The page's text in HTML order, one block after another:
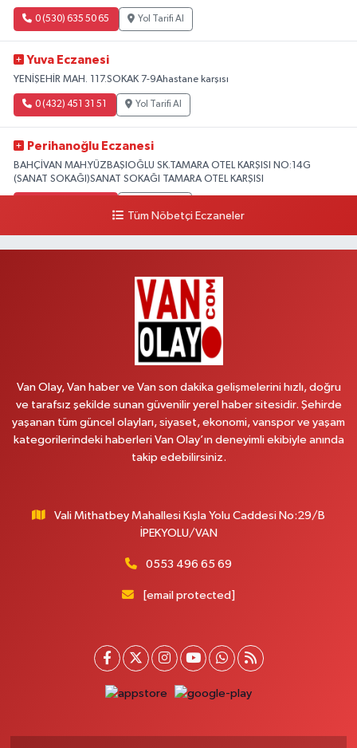
0 (530) 635 50 65 Yol Tarifi Al
Yuva Eczanesi
YENİŞEHİR MAH. 117.SOKAK 7-9Ahastane karşısı
0 (432) 451 31 51 Yol Tarifi Al
Perihanoğlu Eczanesi
BAHÇİVAN MAH.YÜZBAŞIOĞLU SK.TAMARA OTEL KARŞISI NO:14G
(SANAT SOKAĞI)SANAT SOKAĞI TAMARA OTEL KARŞISI
Yol Tarifi Al
BEYAZIT MAH.ZEYLAN CADDESİ OKYANUS GİYİM YANI NO:1
Afşar Eczanesi
Kazım Karabekir cad.Eski Araştırma Hastanesi karşısı (kent park karşısı )
Gürpınar Eczanesi
Akpınar Mah. Milli Egemenlik Cad.No:7 A
Yol Tarifi Al
0 (432) 215 77 65 Yol Tarifi Al
Ferhat Eczanesi
Tüm Nöbetçi Eczaneler
Van Olay, Van haber ve Van son dakika gelişmelerini hızlı, doğru
ve tarafsız şekilde sunan güvenilir yerel haber sitesidir. Şehirde
yaşanan tüm güncel olayları, siyaset, ekonomi, vanspor ve yaşam
kategorilerindeki haberleri Van Olay’ın deneyimli ekibiyle anında
takip edebilirsiniz.
Vali Mithatbey Mahallesi Kışla Yolu Caddesi No:29/B
İPEKYOLU/VAN
0553 496 65 69
[email protected]